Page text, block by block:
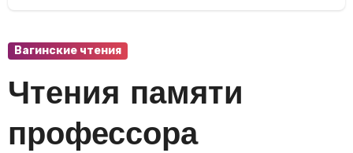
Вагинские чтения
Чтения памяти
профессора